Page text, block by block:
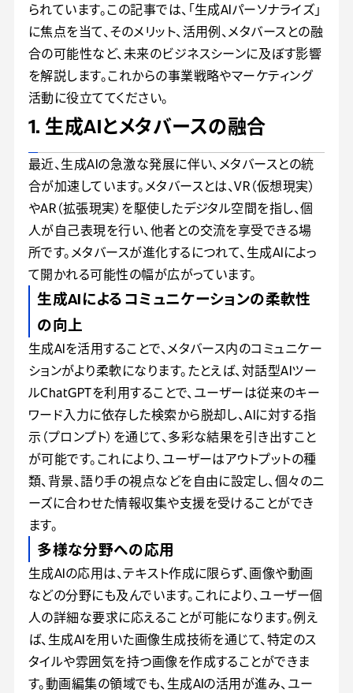
られています。この記事では、「生成AIパーソナライズ」
に焦点を当て、そのメリット、活用例、メタバースとの融
合の可能性など、未来のビジネスシーンに及ぼす影響
を解説します。これからの事業戦略やマーケティング
活動に役立ててください。
1. 生成AIとメタバースの融合
最近、生成AIの急激な発展に伴い、メタバースとの統
合が加速しています。メタバースとは、VR（仮想現実）
やAR（拡張現実）を駆使したデジタル空間を指し、個
人が自己表現を行い、他者との交流を享受できる場
所です。メタバースが進化するにつれて、生成AIによっ
て開かれる可能性の幅が広がっています。
生成AIによるコミュニケーションの柔軟性
の向上
生成AIを活用することで、メタバース内のコミュニケー
ションがより柔軟になります。たとえば、対話型AIツー
ルChatGPTを利用することで、ユーザーは従来のキー
ワード入力に依存した検索から脱却し、AIに対する指
示（プロンプト）を通じて、多彩な結果を引き出すこと
が可能です。これにより、ユーザーはアウトプットの種
類、背景、語り手の視点などを自由に設定し、個々のニ
ーズに合わせた情報収集や支援を受けることができ
ます。
多様な分野への応用
生成AIの応用は、テキスト作成に限らず、画像や動画
などの分野にも及んでいます。これにより、ユーザー個
人の詳細な要求に応えることが可能になります。例え
ば、生成AIを用いた画像生成技術を通じて、特定のス
タイルや雰囲気を持つ画像を作成することができま
す。動画編集の領域でも、生成AIの活用が進み、ユー